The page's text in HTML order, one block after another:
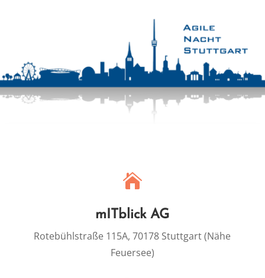

mITblick AG
Rotebühlstraße 115A, 70178 Stuttgart (Nähe
Feuersee)